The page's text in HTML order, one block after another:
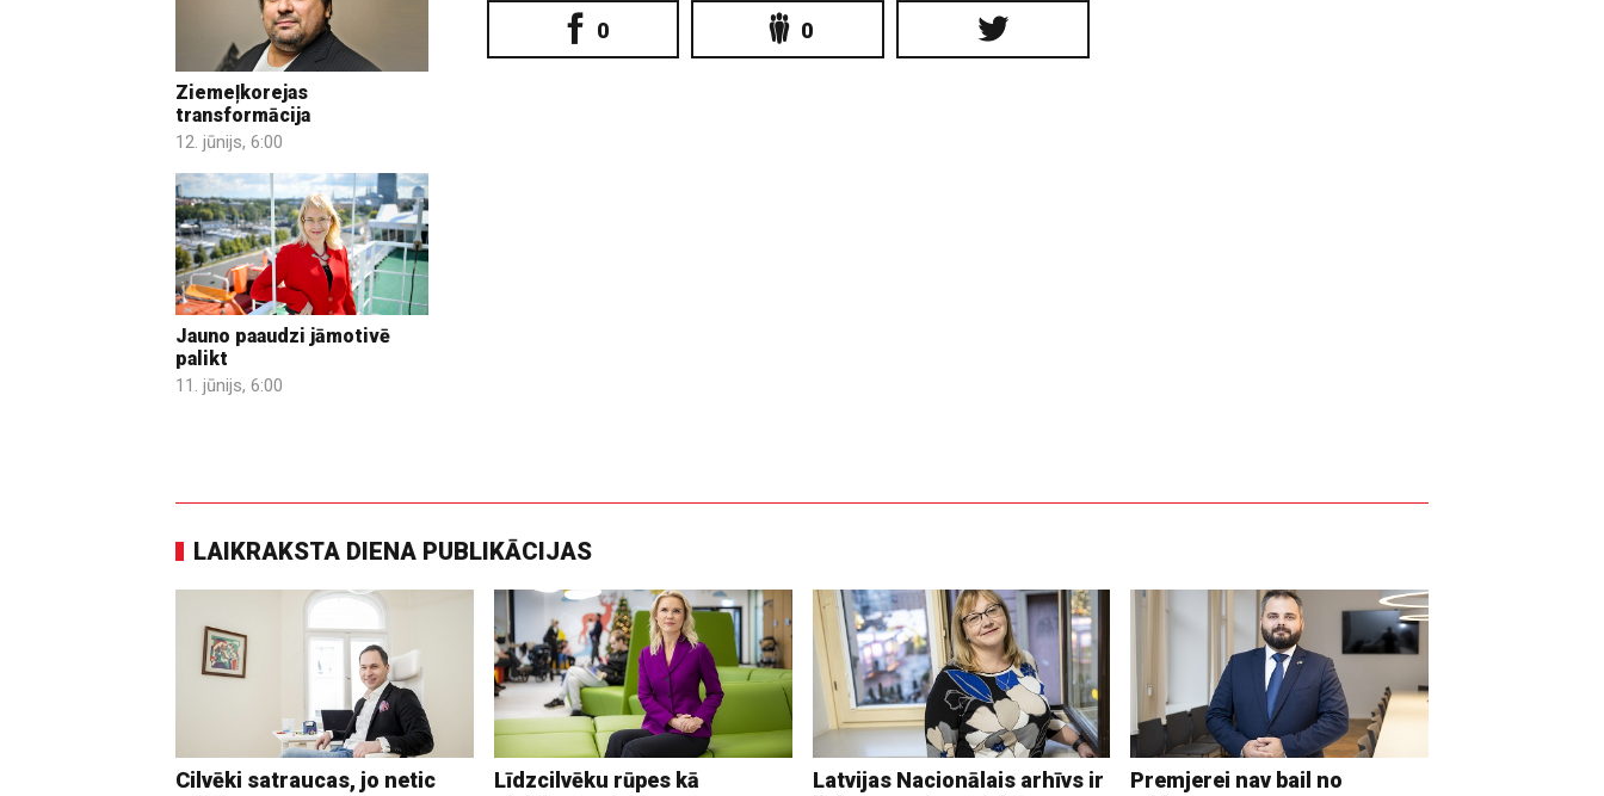
Ziemeļkorejas
transformācija
12. jūnijs, 6:00
Jauno paaudzi jāmotivē
palikt
11. jūnijs, 6:00
0 0
LAIKRAKSTA DIENA PUBLIKĀCIJAS
Cilvēki satraucas, jo netic
Līdzcilvēku rūpes kā
Latvijas Nacionālais arhīvs ir
Premjerei nav bail no